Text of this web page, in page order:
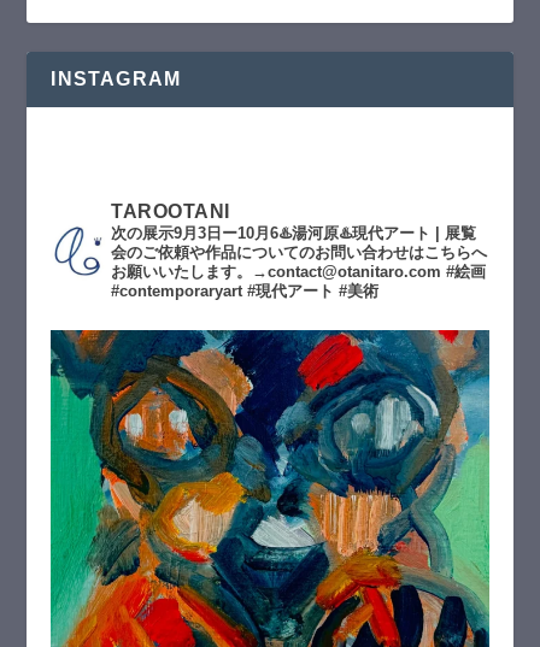
INSTAGRAM
TAROOTANI
次の展示9月3日ー10月6♨️湯河原♨️現代アート | 展覧
会のご依頼や作品についてのお問い合わせはこちらへ
お願いいたします。→contact@otanitaro.com #絵画
#contemporaryart #現代アート #美術